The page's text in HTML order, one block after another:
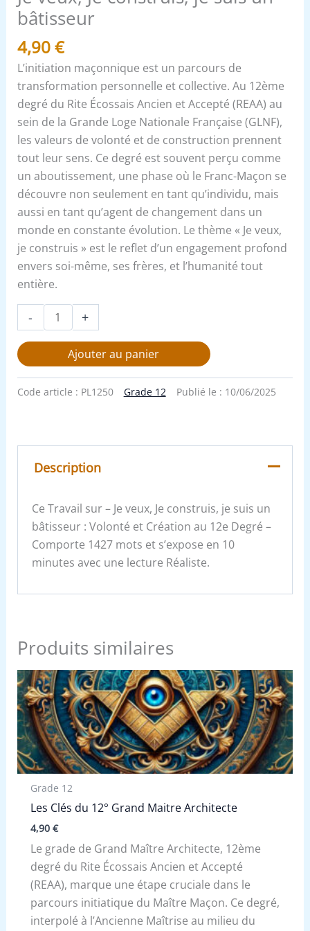
bâtisseur
4,90€
L’initiation maçonnique est un parcours de
transformation personnelle et collective. Au 12ème
degré du Rite Écossais Ancien et Accepté (REAA) au
sein de la Grande Loge Nationale Française (GLNF),
les valeurs de volonté et de construction prennent
tout leur sens. Ce degré est souvent perçu comme
un aboutissement, une phase où le Franc-Maçon se
découvre non seulement en tant qu’individu, mais
aussi en tant qu’agent de changement dans un
monde en constante évolution. Le thème « Je veux,
je construis » est le reflet d’un engagement profond
envers soi-même, ses frères, et l’humanité tout
entière.
- +
Ajouter au panier
Code article : PL1250 Grade 12 Publié le : 10/06/2025
Description
Ce Travail sur – Je veux, Je construis, je suis un
bâtisseur : Volonté et Création au 12e Degré –
Comporte 1427 mots et s’expose en 10
minutes avec une lecture Réaliste.
Produits similaires
Grade 12
Les Clés du 12° Grand Maitre Architecte
4,90 €
Le grade de Grand Maître Architecte, 12ème
degré du Rite Écossais Ancien et Accepté
(REAA), marque une étape cruciale dans le
parcours initiatique du Maître Maçon. Ce degré,
interpolé à l’Ancienne Maîtrise au milieu du